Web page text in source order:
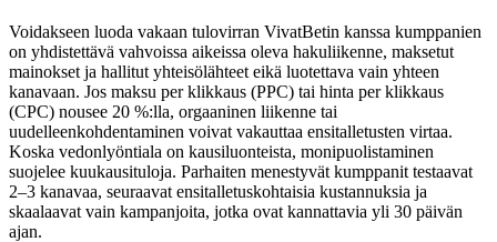
Voidakseen luoda vakaan tulovirran VivatBetin kanssa kumppanien
on yhdistettävä vahvoissa aikeissa oleva hakuliikenne, maksetut
mainokset ja hallitut yhteisölähteet eikä luotettava vain yhteen
kanavaan. Jos maksu per klikkaus (PPC) tai hinta per klikkaus
(CPC) nousee 20 %:lla, orgaaninen liikenne tai
uudelleenkohdentaminen voivat vakauttaa ensitalletusten virtaa.
Koska vedonlyöntiala on kausiluonteista, monipuolistaminen
suojelee kuukausituloja. Parhaiten menestyvät kumppanit testaavat
2–3 kanavaa, seuraavat ensitalletuskohtaisia kustannuksia ja
skaalaavat vain kampanjoita, jotka ovat kannattavia yli 30 päivän
ajan.